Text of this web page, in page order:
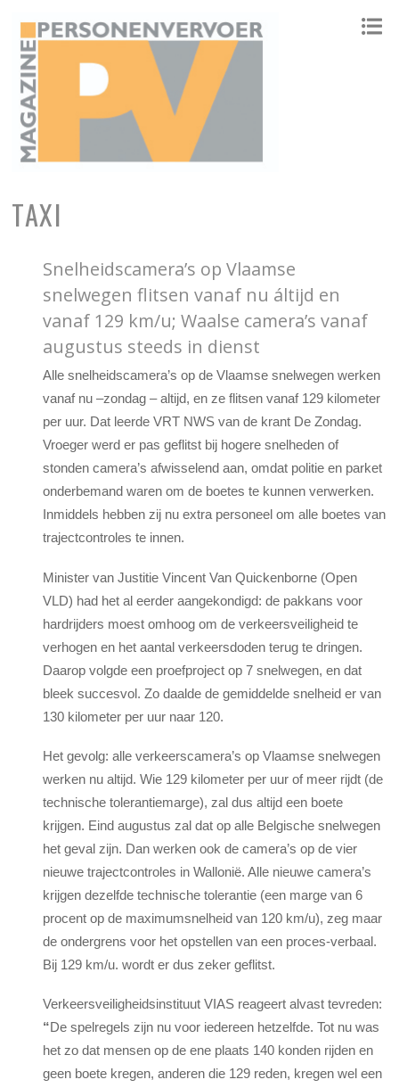
TAXI
Snelheidscamera’s op Vlaamse
snelwegen flitsen vanaf nu áltijd en
vanaf 129 km/u; Waalse camera’s vanaf
augustus steeds in dienst
Alle snelheidscamera’s op de Vlaamse snelwegen werken
vanaf nu –zondag – altijd, en ze flitsen vanaf 129 kilometer
per uur. Dat leerde VRT NWS van de krant De Zondag.
Vroeger werd er pas geflitst bij hogere snelheden of
stonden camera’s afwisselend aan, omdat politie en parket
onderbemand waren om de boetes te kunnen verwerken.
Inmiddels hebben zij nu extra personeel om alle boetes van
trajectcontroles te innen.
Minister van Justitie Vincent Van Quickenborne (Open
VLD) had het al eerder aangekondigd: de pakkans voor
hardrijders moest omhoog om de verkeersveiligheid te
verhogen en het aantal verkeersdoden terug te dringen.
Daarop volgde een proefproject op 7 snelwegen, en dat
bleek succesvol. Zo daalde de gemiddelde snelheid er van
130 kilometer per uur naar 120.
Het gevolg: alle verkeerscamera’s op Vlaamse snelwegen
werken nu altijd. Wie 129 kilometer per uur of meer rijdt (de
technische tolerantiemarge), zal dus altijd een boete
krijgen. Eind augustus zal dat op alle Belgische snelwegen
het geval zijn. Dan werken ook de camera’s op de vier
nieuwe trajectcontroles in Wallonië. Alle nieuwe camera’s
krijgen dezelfde technische tolerantie (een marge van 6
procent op de maximumsnelheid van 120 km/u), zeg maar
de ondergrens voor het opstellen van een proces-verbaal.
Bij 129 km/u. wordt er dus zeker geflitst.
Verkeersveiligheidsinstituut VIAS reageert alvast tevreden:
“De spelregels zijn nu voor iedereen hetzelfde. Tot nu was
het zo dat mensen op de ene plaats 140 konden rijden en
geen boete kregen, anderen die 129 reden, kregen wel een